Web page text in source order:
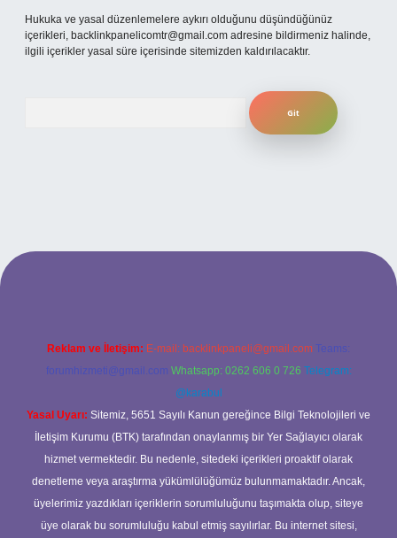
Hukuka ve yasal düzenlemelere aykırı olduğunu düşündüğünüz
içerikleri, backlinkpanelicomtr@gmail.com adresine bildirmeniz halinde,
ilgili içerikler yasal süre içerisinde sitemizden kaldırılacaktır.
giriş
Reklam ve İletişim: E-mail: backlinkpaneli@gmail.com Teams:
forumhizmeti@gmail.com Whatsapp: 0262 606 0 726 Telegram:
@karabul
Yasal Uyarı: Sitemiz, 5651 Sayılı Kanun gereğince Bilgi Teknolojileri ve
İletişim Kurumu (BTK) tarafından onaylanmış bir Yer Sağlayıcı olarak
hizmet vermektedir. Bu nedenle, sitedeki içerikleri proaktif olarak
denetleme veya araştırma yükümlülüğümüz bulunmamaktadır. Ancak,
üyelerimiz yazdıkları içeriklerin sorumluluğunu taşımakta olup, siteye
üye olarak bu sorumluluğu kabul etmiş sayılırlar. Bu internet sitesi,